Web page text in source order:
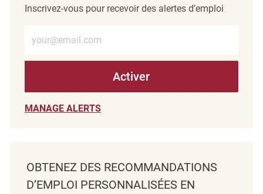
Inscrivez-vous pour recevoir des alertes d’emploi
Activer
MANAGE ALERTS
OBTENEZ DES RECOMMANDATIONS
D’EMPLOI PERSONNALISÉES EN